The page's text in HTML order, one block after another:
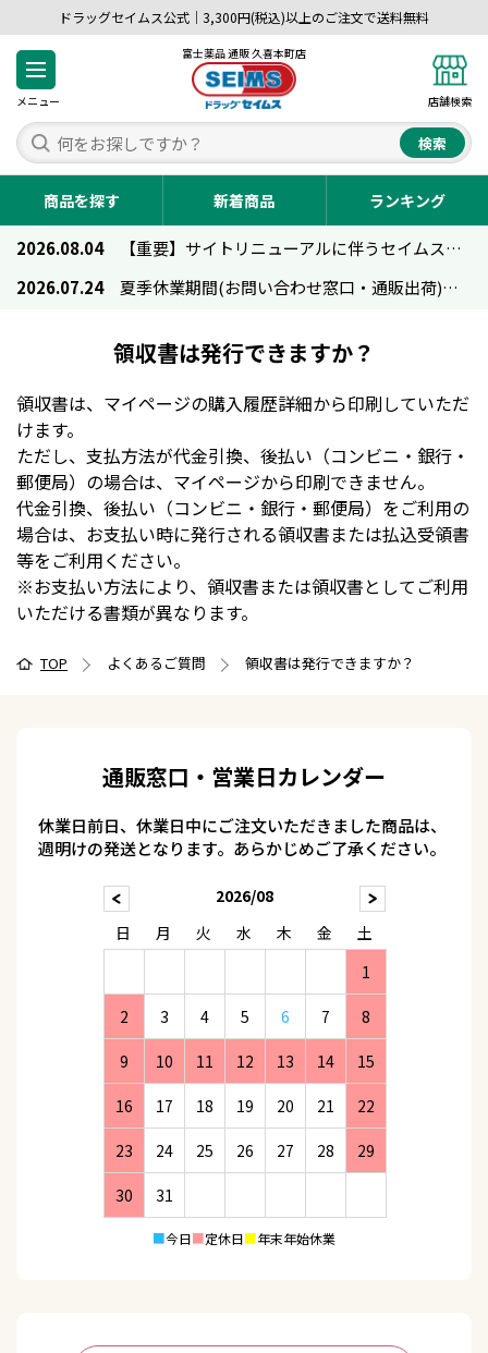
ドラッグセイムス公式｜3,300円(税込)以上のご注文で送料無料
メニュー
富士薬品 通販 久喜本町店
店舗検索
検索
商品を探す 新着商品 ランキング
2026.08.04
【重要】サイトリニューアルに伴うセイムス通販のご利用について
2026.07.24
夏季休業期間(お問い合わせ窓口・通販出荷)のお知らせ
領収書は発行できますか？
領収書は、マイページの購入履歴詳細から印刷していただ
けます。
ただし、支払方法が代金引換、後払い（コンビニ・銀行・
郵便局）の場合は、マイページから印刷できません。
代金引換、後払い（コンビニ・銀行・郵便局）をご利用の
場合は、お支払い時に発行される領収書または払込受領書
等をご利用ください。
※お支払い方法により、領収書または領収書としてご利用
いただける書類が異なります。
TOP よくあるご質問 領収書は発行できますか？
通販窓口・営業日カレンダー
休業日前日、休業日中にご注文いただきました商品は、
週明けの発送となります。あらかじめご了承ください。
2026/08
日
月 火 水 木 金
土
1
2 3 4 5 6 7 8
9 10 11 12 13 14 15
16 17 18 19 20 21 22
23 24 25 26 27 28 29
30 31
■今日■定休日■年末年始休業